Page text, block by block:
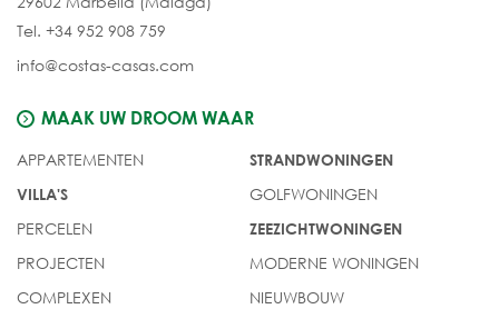
Tel. +34 952 908 759
info@costas-casas.com
MAAK UW DROOM WAAR
APPARTEMENTEN
VILLA'S
PERCELEN
PROJECTEN
COMPLEXEN
STRANDWONINGEN
GOLFWONINGEN
ZEEZICHTWONINGEN
MODERNE WONINGEN
NIEUWBOUW